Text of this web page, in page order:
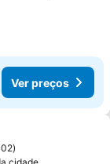
Ver preços
favoritos